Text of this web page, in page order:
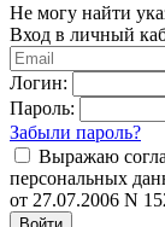
Не могу найти
Вход в личный
Логин:
Пароль:
Забыли пароль?
Выражаю
персональных
от 27.07.2006 N